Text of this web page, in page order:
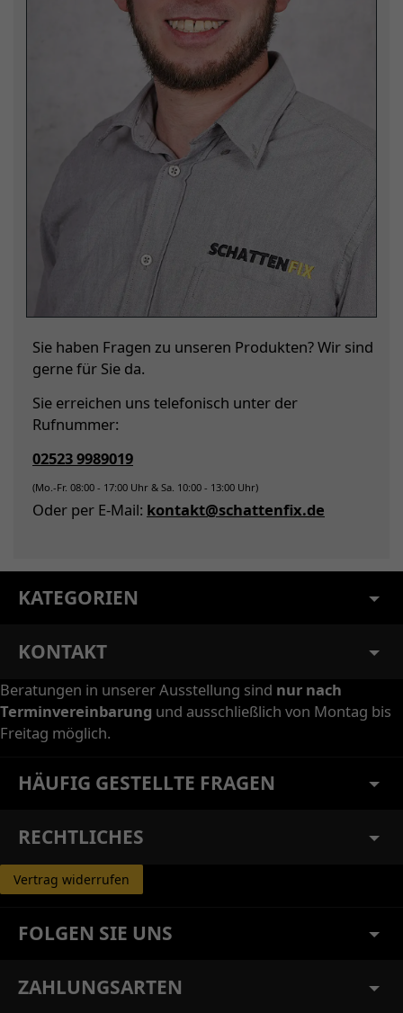
Sie haben Fragen zu unseren Produkten? Wir sind
gerne für Sie da.
Sie erreichen uns telefonisch unter der
Rufnummer:
02523 9989019
(Mo.-Fr. 08:00 - 17:00 Uhr & Sa. 10:00 - 13:00 Uhr)
Oder per E-Mail: kontakt@schattenfix.de
KATEGORIEN
KONTAKT
Beratungen in unserer Ausstellung sind nur nach
Terminvereinbarung und ausschließlich von Montag bis
Freitag möglich.
HÄUFIG GESTELLTE FRAGEN
RECHTLICHES
Vertrag widerrufen
FOLGEN SIE UNS
ZAHLUNGSARTEN